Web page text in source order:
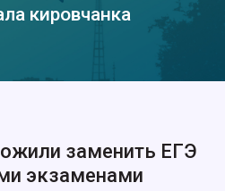
кировчанка
заменить ЕГЭ
экзаменами